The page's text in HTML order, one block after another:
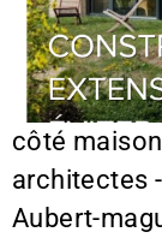
côté
architectes
Aubert-